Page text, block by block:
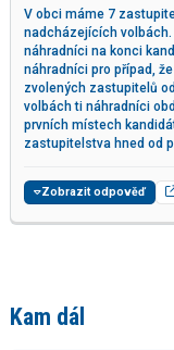
V obci máme 7
nadcházejících volbách.
náhradníci na konci
náhradníci pro případ,
zvolených zastupitelů
volbách ti náhradníci
prvních místech
zastupitelstva hned od
Zobrazit odpověď
Kam dál